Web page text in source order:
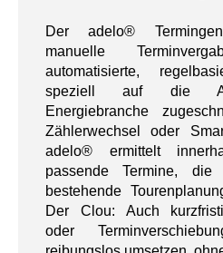
Der adelo®
manuelle
automatisierte,
speziell auf die
Energiebranche
Zählerwechsel oder
adelo® ermittelt
passende Termine,
bestehende
Der Clou: Auch
oder